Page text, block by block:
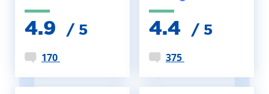
4.9 / 5
170
4.4 / 5
375